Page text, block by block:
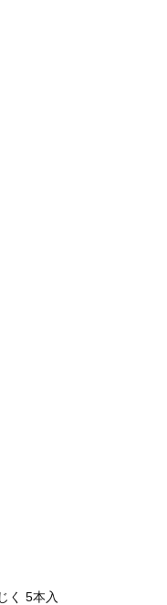
く 5本入